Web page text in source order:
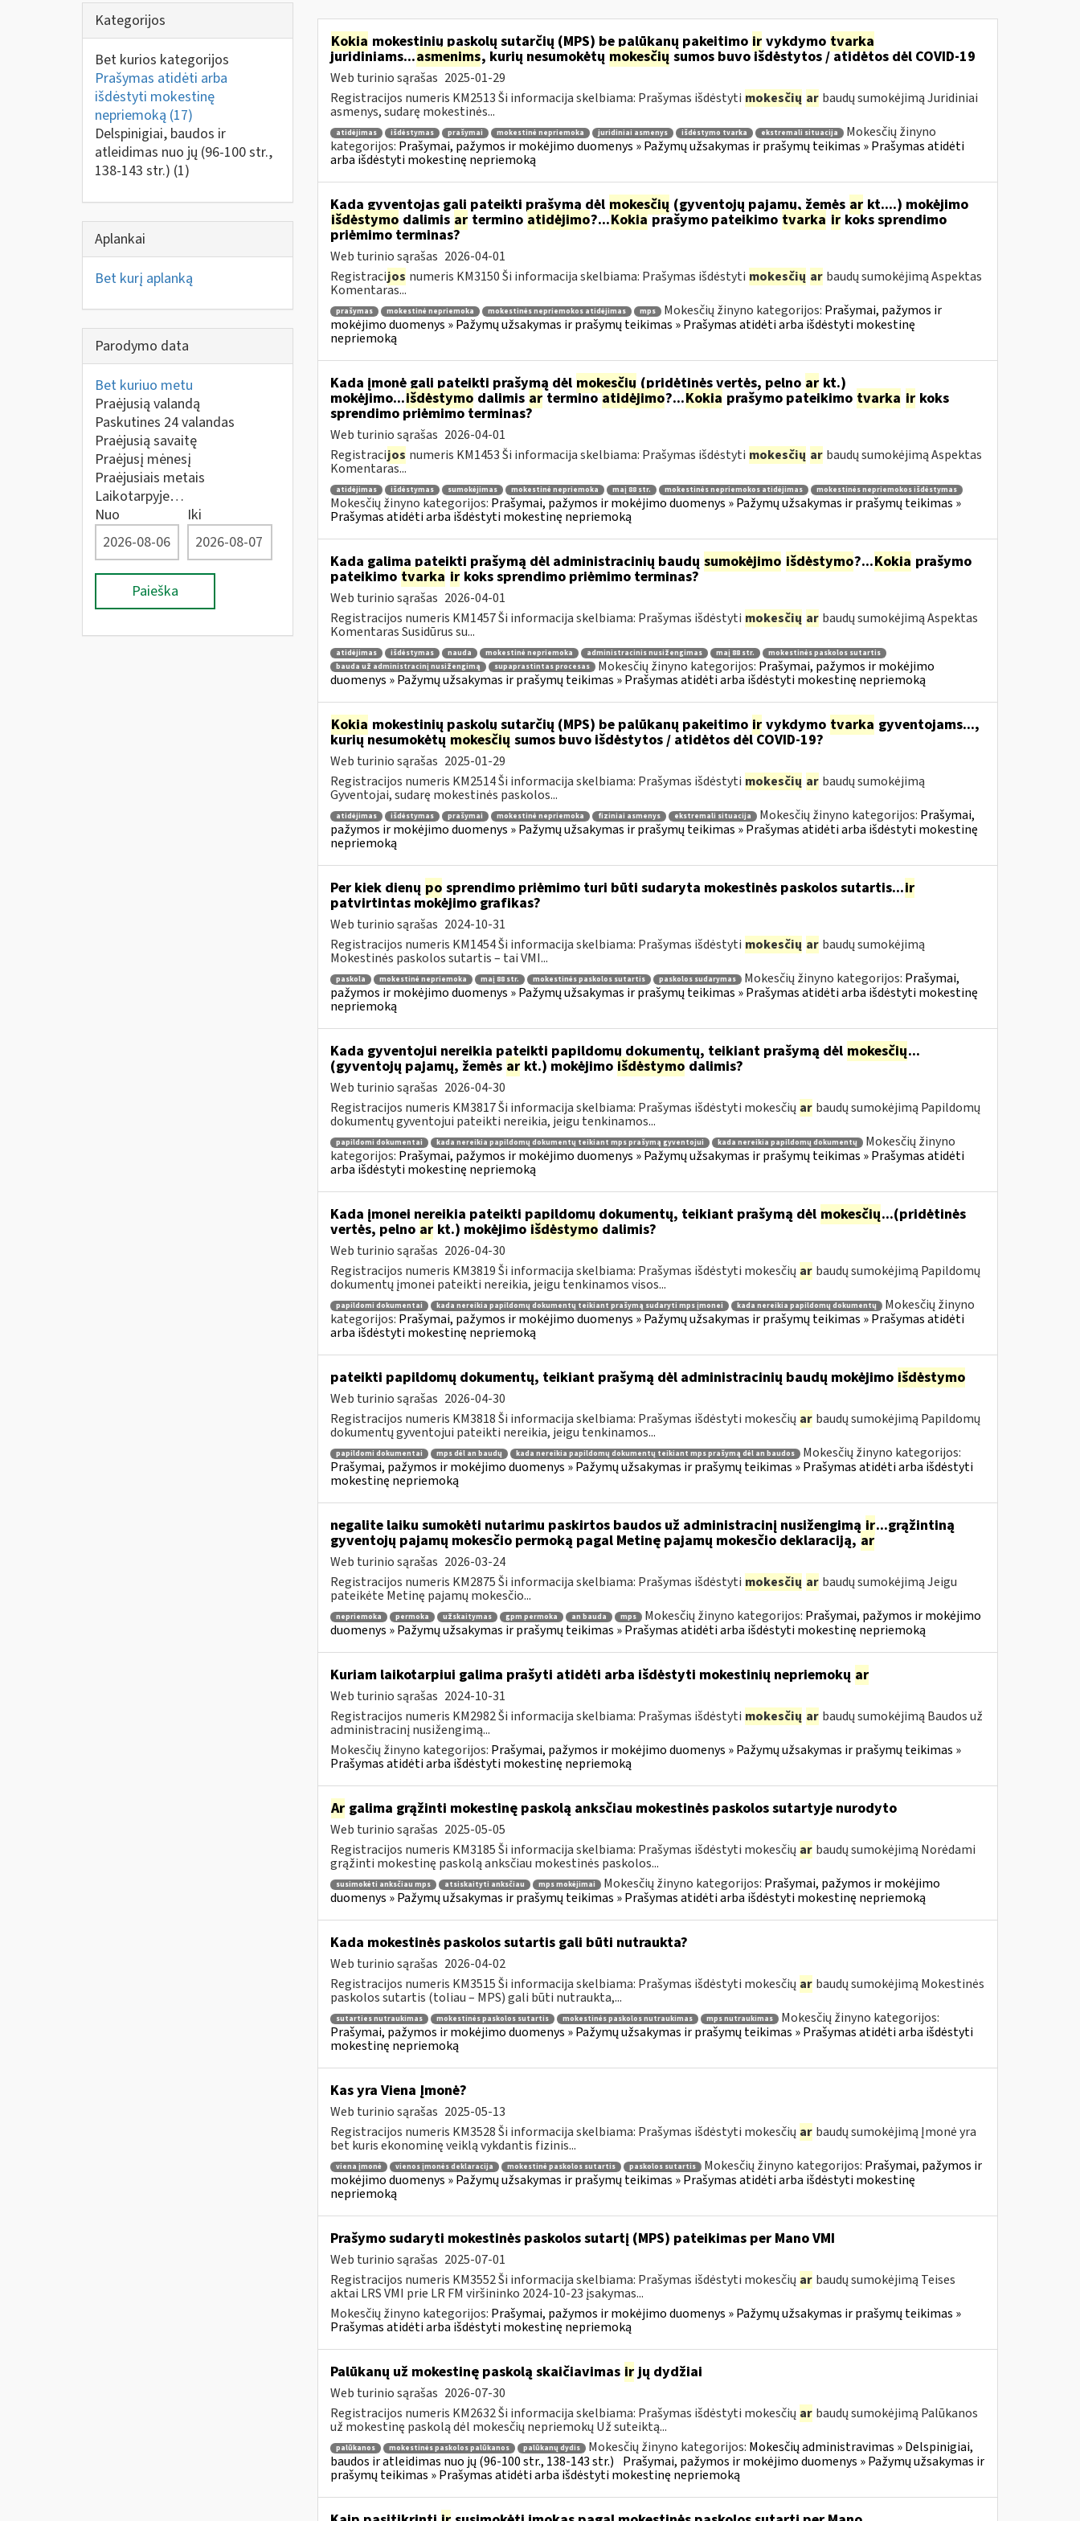
Kategorijos
Bet kurios kategorijos
Prašymas atidėti arba
išdėstyti mokestinę
nepriemoką (17)
Delspinigiai, baudos ir
atleidimas nuo jų (96-100 str.,
138-143 str.) (1)
Aplankai
Bet kurį aplanką
Parodymo data
Bet kuriuo metu
Praėjusią valandą
Paskutines 24 valandas
Praėjusią savaitę
Praėjusį mėnesį
Praėjusiais metais
Laikotarpyje…
Nuo
Iki
Paieška
Kokia mokestinių paskolų sutarčių (MPS) be palūkanų pakeitimo irvykdymo tvarka
juridiniams...asmenims, kurių nesumokėtų mokesčių sumos buvo išdėstytos / atidėtos dėl COVID-19
Web turinio sąrašas 2025-01-29
Registracijos numeris KM2513 Ši informacija skelbiama: Prašymas išdėstyti mokesčių ar baudų sumokėjimą Juridiniai
asmenys, sudarę mokestinės...
atidėjimas išdėstymas prašymai mokestinė nepriemoka juridiniai asmenys išdėstymo tvarka ekstremali situacija
Mokesčių žinyno
kategorijos: Prašymai, pažymos ir mokėjimo duomenys » Pažymų užsakymas ir prašymų teikimas » Prašymas atidėti
arba išdėstyti mokestinę nepriemoką
Kada gyventojas gali pateikti prašymą dėl mokesčių (gyventojų pajamų, žemės arkt....) mokėjimo
išdėstymo dalimis artermino atidėjimo?...Kokiaprašymo pateikimo tvarka irkoks sprendimo
priėmimo terminas?
Web turinio sąrašas 2026-04-01
Registracijos numeris KM3150 Ši informacija skelbiama: Prašymas išdėstyti mokesčių ar baudų sumokėjimą Aspektas
Komentaras...
prašymas mokestinė nepriemoka mokestinės nepriemokos atidėjimas mps Mokesčių žinyno kategorijos: Prašymai, pažymos ir
mokėjimo duomenys » Pažymų užsakymas ir prašymų teikimas » Prašymas atidėti arba išdėstyti mokestinę
nepriemoką
Kada įmonė gali pateikti prašymą dėl mokesčių(pridėtinės vertės, pelno arkt.)
mokėjimo...išdėstymo dalimis arterminoatidėjimo?...Kokia prašymo pateikimo tvarka irkoks
sprendimo priėmimo terminas?
Web turinio sąrašas 2026-04-01
Registracijos numeris KM1453 Ši informacija skelbiama: Prašymas išdėstyti mokesčių ar baudų sumokėjimą Aspektas
Komentaras...
atidėjimas išdėstymas sumokėjimas mokestinė nepriemoka maį 88 str. mokestinės nepriemokos atidėjimas mokestinės nepriemokos išdėstymas
Mokesčių žinyno kategorijos: Prašymai, pažymos ir mokėjimo duomenys » Pažymų užsakymas ir prašymų teikimas »
Prašymas atidėti arba išdėstyti mokestinę nepriemoką
Kada galima pateikti prašymą dėl administracinių baudų sumokėjimo išdėstymo?...Kokia prašymo
pateikimo tvarka irkoks sprendimo priėmimo terminas?
Web turinio sąrašas 2026-04-01
Registracijos numeris KM1457 Ši informacija skelbiama: Prašymas išdėstyti mokesčių ar baudų sumokėjimą Aspektas
Komentaras Susidūrus su...
atidėjimas išdėstymas nauda mokestinė nepriemoka administracinis nusižengimas maį 88 str.
mokestinės paskolos sutartis
bauda už administracinį nusižengimą
supaprastintas procesas Mokesčių žinyno kategorijos: Prašymai, pažymos ir mokėjimo
duomenys » Pažymų užsakymas ir prašymų teikimas » Prašymas atidėti arba išdėstyti mokestinę nepriemoką
Kokia mokestinių paskolų sutarčių (MPS) be palūkanų pakeitimo irvykdymo tvarka gyventojams...,
kurių nesumokėtų mokesčių sumos buvo išdėstytos / atidėtos dėl COVID-19?
Web turinio sąrašas 2025-01-29
Registracijos numeris KM2514 Ši informacija skelbiama: Prašymas išdėstyti mokesčių ar baudų sumokėjimą
Gyventojai, sudarę mokestinės paskolos...
atidėjimas išdėstymas prašymai mokestinė nepriemoka fiziniai asmenys ekstremali situacija Mokesčių žinyno kategorijos: Prašymai,
pažymos ir mokėjimo duomenys » Pažymų užsakymas ir prašymų teikimas » Prašymas atidėti arba išdėstyti mokestinę
nepriemoką
Per kiek dienų po sprendimo priėmimo turi būti sudaryta mokestinės paskolos sutartis...ir
patvirtintas mokėjimo grafikas?
Web turinio sąrašas 2024-10-31
Registracijos numeris KM1454 Ši informacija skelbiama: Prašymas išdėstyti mokesčių ar baudų sumokėjimą
Mokestinės paskolos sutartis – tai VMI...
paskola mokestinė nepriemoka maį 88 str. mokestinės paskolos sutartis paskolos sudarymas Mokesčių žinyno kategorijos: Prašymai,
pažymos ir mokėjimo duomenys » Pažymų užsakymas ir prašymų teikimas » Prašymas atidėti arba išdėstyti mokestinę
nepriemoką
Kada gyventojui nereikia pateikti papildomų dokumentų, teikiant prašymą dėl mokesčių...
(gyventojų pajamų, žemės arkt.) mokėjimo išdėstymo dalimis?
Web turinio sąrašas 2026-04-30
Registracijos numeris KM3817 Ši informacija skelbiama: Prašymas išdėstyti mokesčių ar baudų sumokėjimą Papildomų
dokumentų gyventojui pateikti nereikia, jeigu tenkinamos...
papildomi dokumentai kada nereikia papildomų dokumentų teikiant mps prašymą gyventojui kada nereikia papildomų dokumentų
Mokesčių žinyno
kategorijos: Prašymai, pažymos ir mokėjimo duomenys » Pažymų užsakymas ir prašymų teikimas » Prašymas atidėti
arba išdėstyti mokestinę nepriemoką
Kada įmonei nereikia pateikti papildomų dokumentų, teikiant prašymą dėl mokesčių...(pridėtinės
vertės, pelno arkt.) mokėjimo išdėstymo dalimis?
Web turinio sąrašas 2026-04-30
Registracijos numeris KM3819 Ši informacija skelbiama: Prašymas išdėstyti mokesčių ar baudų sumokėjimą Papildomų
dokumentų įmonei pateikti nereikia, jeigu tenkinamos visos...
papildomi dokumentai kada nereikia papildomų dokumentų teikiant prašymą sudaryti mps įmonei kada nereikia papildomų dokumentų
Mokesčių žinyno
kategorijos: Prašymai, pažymos ir mokėjimo duomenys » Pažymų užsakymas ir prašymų teikimas » Prašymas atidėti
arba išdėstyti mokestinę nepriemoką
pateikti papildomų dokumentų, teikiant prašymą dėl administracinių baudų mokėjimo išdėstymo
Web turinio sąrašas 2026-04-30
Registracijos numeris KM3818 Ši informacija skelbiama: Prašymas išdėstyti mokesčių ar baudų sumokėjimą Papildomų
dokumentų gyventojui pateikti nereikia, jeigu tenkinamos...
papildomi dokumentai mps dėl an baudų kada nereikia papildomų dokumentų teikiant mps prašymą dėl an baudos
Mokesčių žinyno kategorijos:
Prašymai, pažymos ir mokėjimo duomenys » Pažymų užsakymas ir prašymų teikimas » Prašymas atidėti arba išdėstyti
mokestinę nepriemoką
negalite laiku sumokėti nutarimu paskirtos baudos už administracinį nusižengimąir...grąžintiną
gyventojų pajamų mokesčio permoką pagal Metinę pajamų mokesčio deklaraciją, ar
Web turinio sąrašas 2026-03-24
Registracijos numeris KM2875 Ši informacija skelbiama: Prašymas išdėstyti mokesčių ar baudų sumokėjimą Jeigu
pateikėte Metinę pajamų mokesčio...
nepriemoka permoka užskaitymas gpm permoka an bauda mps Mokesčių žinyno kategorijos: Prašymai, pažymos ir mokėjimo
duomenys » Pažymų užsakymas ir prašymų teikimas » Prašymas atidėti arba išdėstyti mokestinę nepriemoką
Kuriam laikotarpiui galima prašyti atidėti arba išdėstyti mokestinių nepriemokų ar
Web turinio sąrašas 2024-10-31
Registracijos numeris KM2982 Ši informacija skelbiama: Prašymas išdėstyti mokesčių ar baudų sumokėjimą Baudos už
administracinį nusižengimą...
Mokesčių žinyno kategorijos: Prašymai, pažymos ir mokėjimo duomenys » Pažymų užsakymas ir prašymų teikimas »
Prašymas atidėti arba išdėstyti mokestinę nepriemoką
Argalima grąžinti mokestinę paskolą anksčiau mokestinės paskolos sutartyje nurodyto
Web turinio sąrašas 2025-05-05
Registracijos numeris KM3185 Ši informacija skelbiama: Prašymas išdėstyti mokesčių ar baudų sumokėjimą Norėdami
grąžinti mokestinę paskolą anksčiau mokestinės paskolos...
susimokėti anksčiau mps atsiskaityti anksčiau mps mokėjimai Mokesčių žinyno kategorijos: Prašymai, pažymos ir mokėjimo
duomenys » Pažymų užsakymas ir prašymų teikimas » Prašymas atidėti arba išdėstyti mokestinę nepriemoką
Kada mokestinės paskolos sutartis gali būti nutraukta?
Web turinio sąrašas 2026-04-02
Registracijos numeris KM3515 Ši informacija skelbiama: Prašymas išdėstyti mokesčių ar baudų sumokėjimą Mokestinės
paskolos sutartis (toliau – MPS) gali būti nutraukta,...
sutarties nutraukimas mokestinės paskolos sutartis mokestinės paskolos nutraukimas mps nutraukimas
Mokesčių žinyno kategorijos:
Prašymai, pažymos ir mokėjimo duomenys » Pažymų užsakymas ir prašymų teikimas » Prašymas atidėti arba išdėstyti
mokestinę nepriemoką
Kas yra Viena Įmonė?
Web turinio sąrašas 2025-05-13
Registracijos numeris KM3528 Ši informacija skelbiama: Prašymas išdėstyti mokesčių ar baudų sumokėjimą Įmonė yra
bet kuris ekonominę veiklą vykdantis fizinis...
viena įmonė vienos įmonės deklaracija mokestinė paskolos sutartis paskolos sutartis Mokesčių žinyno kategorijos: Prašymai, pažymos ir
mokėjimo duomenys » Pažymų užsakymas ir prašymų teikimas » Prašymas atidėti arba išdėstyti mokestinę
nepriemoką
Prašymo sudaryti mokestinės paskolos sutartį (MPS) pateikimas per Mano VMI
Web turinio sąrašas 2025-07-01
Registracijos numeris KM3552 Ši informacija skelbiama: Prašymas išdėstyti mokesčių ar baudų sumokėjimą Teises
aktai LRS VMI prie LR FM viršininko 2024-10-23 įsakymas...
Mokesčių žinyno kategorijos: Prašymai, pažymos ir mokėjimo duomenys » Pažymų užsakymas ir prašymų teikimas »
Prašymas atidėti arba išdėstyti mokestinę nepriemoką
Palūkanų už mokestinę paskolą skaičiavimas irjų dydžiai
Web turinio sąrašas 2026-07-30
Registracijos numeris KM2632 Ši informacija skelbiama: Prašymas išdėstyti mokesčių ar baudų sumokėjimą Palūkanos
už mokestinę paskolą dėl mokesčių nepriemokų Už suteiktą...
palūkanos mokestinės paskolos palūkanos palūkanų dydis Mokesčių žinyno kategorijos: Mokesčių administravimas » Delspinigiai,
baudos ir atleidimas nuo jų (96-100 str., 138-143 str.) Prašymai, pažymos ir mokėjimo duomenys » Pažymų užsakymas ir
prašymų teikimas » Prašymas atidėti arba išdėstyti mokestinę nepriemoką